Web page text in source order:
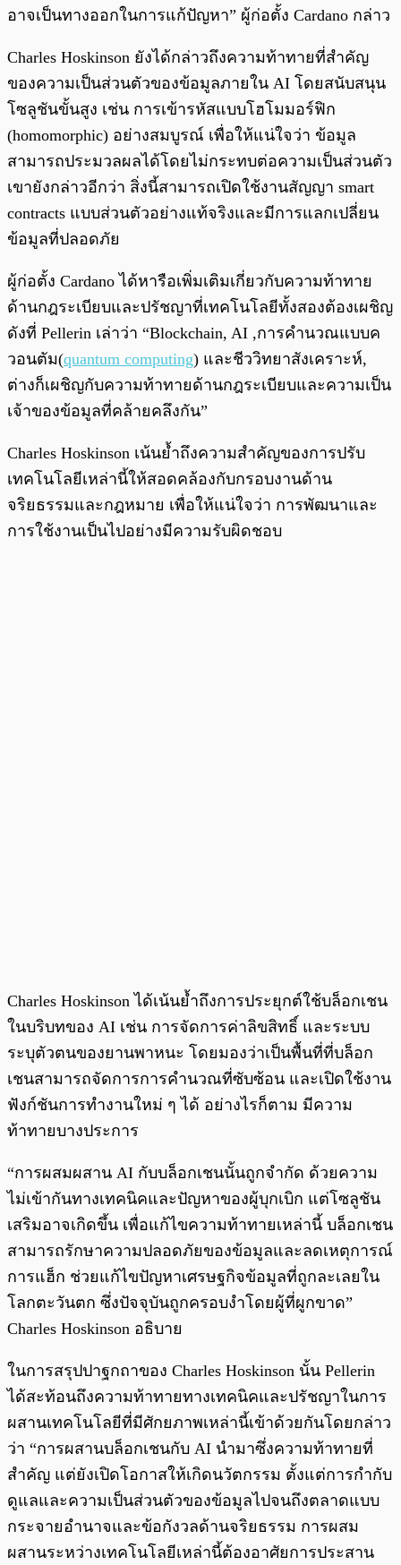
อาจเป็นทางออกในการแก้ปัญหา” ผู้ก่อตั้ง Cardano กล่าว
Charles Hoskinson ยังได้กล่าวถึงความท้าทายที่สำคัญ
ของความเป็นส่วนตัวของข้อมูลภายใน AI โดยสนับสนุน
โซลูชันขั้นสูง เช่น การเข้ารหัสแบบโฮโมมอร์ฟิก
(homomorphic) อย่างสมบูรณ์ เพื่อให้แน่ใจว่า ข้อมูล
สามารถประมวลผลได้โดยไม่กระทบต่อความเป็นส่วนตัว
เขายังกล่าวอีกว่า สิ่งนี้สามารถเปิดใช้งานสัญญา smart
contracts แบบส่วนตัวอย่างแท้จริงและมีการแลกเปลี่ยน
ข้อมูลที่ปลอดภัย
ผู้ก่อตั้ง Cardano ได้หารือเพิ่มเติมเกี่ยวกับความท้าทาย
ด้านกฎระเบียบและปรัชญาที่เทคโนโลยีทั้งสองต้องเผชิญ
ดังที่ Pellerin เล่าว่า “Blockchain, AI ,การคำนวณแบบค
วอนตัม(quantum computing) และชีววิทยาสังเคราะห์,
ต่างก็เผชิญกับความท้าทายด้านกฎระเบียบและความเป็น
เจ้าของข้อมูลที่คล้ายคลึงกัน”
Charles Hoskinson เน้นย้ำถึงความสำคัญของการปรับ
เทคโนโลยีเหล่านี้ให้สอดคล้องกับกรอบงานด้าน
จริยธรรมและกฎหมาย เพื่อให้แน่ใจว่า การพัฒนาและ
การใช้งานเป็นไปอย่างมีความรับผิดชอบ
Charles Hoskinson ได้เน้นย้ำถึงการประยุกต์ใช้บล็อกเชน
ในบริบทของ AI เช่น การจัดการค่าลิขสิทธิ์ และระบบ
ระบุตัวตนของยานพาหนะ โดยมองว่าเป็นพื้นที่ที่บล็อก
เชนสามารถจัดการการคำนวณที่ซับซ้อน และเปิดใช้งาน
ฟังก์ชันการทำงานใหม่ ๆ ได้ อย่างไรก็ตาม มีความ
ท้าทายบางประการ
“การผสมผสาน AI กับบล็อกเชนนั้นถูกจำกัด ด้วยความ
ไม่เข้ากันทางเทคนิคและปัญหาของผู้บุกเบิก แต่โซลูชัน
เสริมอาจเกิดขึ้น เพื่อแก้ไขความท้าทายเหล่านี้ บล็อกเชน
สามารถรักษาความปลอดภัยของข้อมูลและลดเหตุการณ์
การแฮ็ก ช่วยแก้ไขปัญหาเศรษฐกิจข้อมูลที่ถูกละเลยใน
โลกตะวันตก ซึ่งปัจจุบันถูกครอบงำโดยผู้ที่ผูกขาด”
Charles Hoskinson อธิบาย
ในการสรุปปาฐกถาของ Charles Hoskinson นั้น Pellerin
ได้สะท้อนถึงความท้าทายทางเทคนิคและปรัชญาในการ
ผสานเทคโนโลยีที่มีศักยภาพเหล่านี้เข้าด้วยกันโดยกล่าว
ว่า “การผสานบล็อกเชนกับ AI นำมาซึ่งความท้าทายที่
สำคัญ แต่ยังเปิดโอกาสให้เกิดนวัตกรรม ตั้งแต่การกำกับ
ดูแลและความเป็นส่วนตัวของข้อมูลไปจนถึงตลาดแบบ
กระจายอำนาจและข้อกังวลด้านจริยธรรม การผสม
ผสานระหว่างเทคโนโลยีเหล่านี้ต้องอาศัยการประสาน